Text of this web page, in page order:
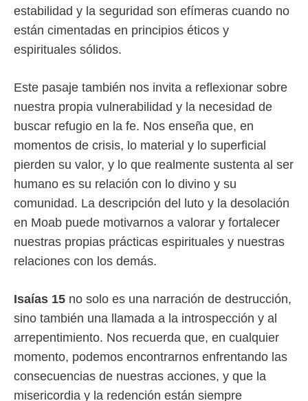
estabilidad y la seguridad son efímeras cuando no
están cimentadas en principios éticos y
espirituales sólidos.
Este pasaje también nos invita a reflexionar sobre
nuestra propia vulnerabilidad y la necesidad de
buscar refugio en la fe. Nos enseña que, en
momentos de crisis, lo material y lo superficial
pierden su valor, y lo que realmente sustenta al ser
humano es su relación con lo divino y su
comunidad. La descripción del luto y la desolación
en Moab puede motivarnos a valorar y fortalecer
nuestras propias prácticas espirituales y nuestras
relaciones con los demás.
Isaías 15 no solo es una narración de destrucción,
sino también una llamada a la introspección y al
arrepentimiento. Nos recuerda que, en cualquier
momento, podemos encontrarnos enfrentando las
consecuencias de nuestras acciones, y que la
misericordia y la redención están siempre